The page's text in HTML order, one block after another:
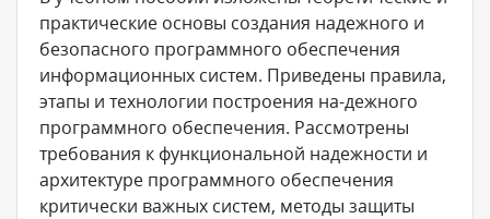
практические основы создания надежного и
безопасного программного обеспечения
информационных систем. Приведены правила,
этапы и технологии построения на-дежного
программного обеспечения. Рассмотрены
требования к функциональной надежности и
архитектуре программного обеспечения
критически важных систем, методы защиты